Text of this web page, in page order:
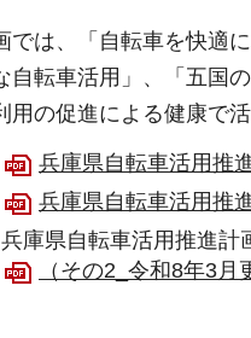
では、「自転車を快適
自転車活用」、「五国
用の促進による健康で
兵庫県自転車活用推
兵庫県自転車活用推
兵庫県自転車活用推進計
（その2_令和8年3月